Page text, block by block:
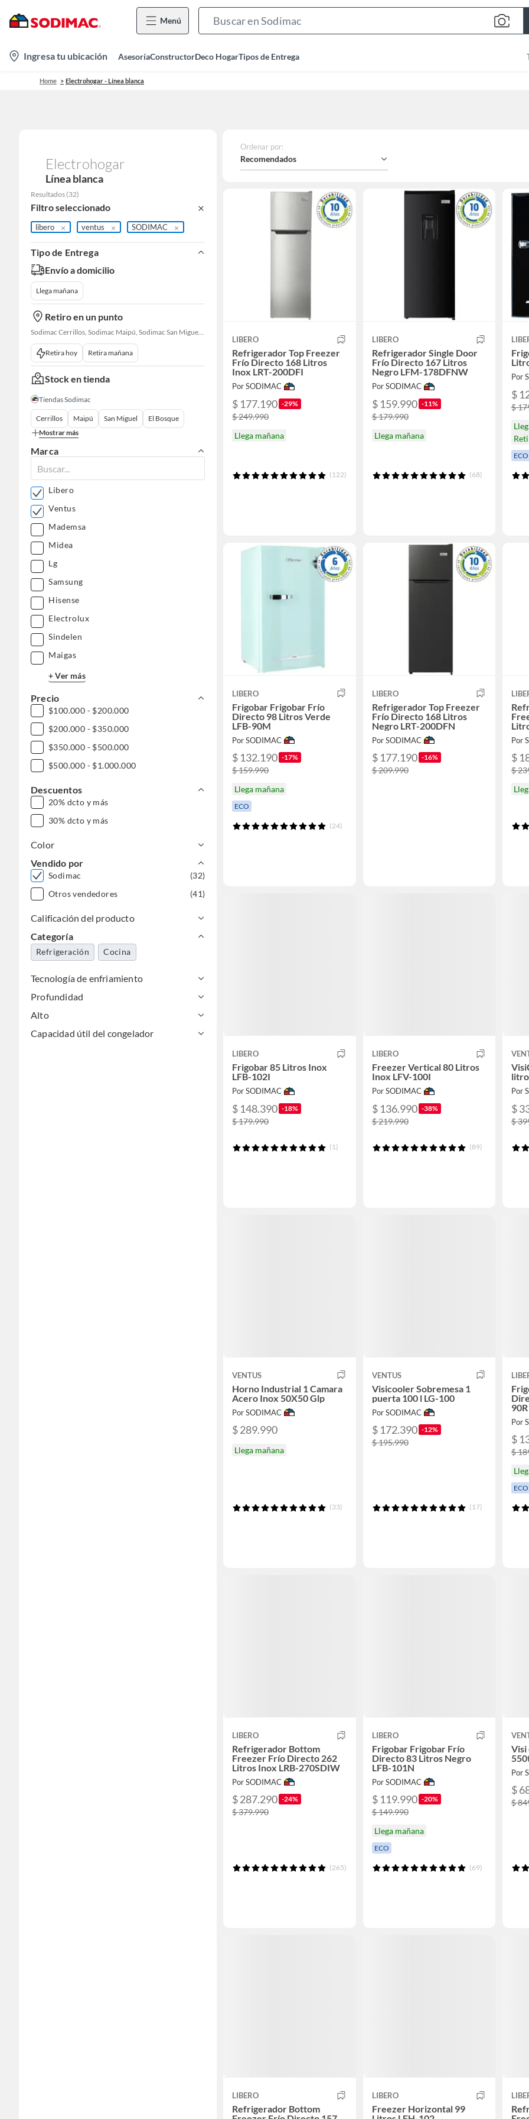
Menú
Bar
location-
icon
Ingresa tu ubicación AsesoríaConstructorDeco HogarTipos de Entrega
Home Electrohogar - Línea blanca
Electrohogar
Línea blanca
Resultados (32)
Filtro seleccionado
libero ventus SODIMAC
Tipo de Entrega
Envío a domicilio
Llega mañana
Retiro en un punto
Sodimac Cerrillos, Sodimac Maipú, Sodimac San Miguel, Sodimac El Bosque, Sodimac San Bernardo, Sodimac Talagante, Sodimac San Fernando
Retira hoy Retira mañana
Stock en tienda
Tiendas Sodimac
Cerrillos Maipú San Miguel
El Bosque
Mostrar más
Marca
Libero
Ventus
Mademsa
Midea
Lg
Samsung
Hisense
Electrolux
Sindelen
Maigas
+ Ver más
Precio
$100.000 - $200.000
$200.000 - $350.000
$350.000 - $500.000
$500.000 - $1.000.000
Descuentos
20% dcto y más
30% dcto y más
Color
Vendido por
Sodimac
(32)
Otros vendedores
(41)
Calificación del producto
Categoría
Refrigeración Cocina
Tecnología de enfriamiento
Profundidad
Alto
Capacidad útil del congelador
Ordenar por:
Recomendados
LIBERO
Refrigerador Top Freezer
Frío Directo 168 Litros
Inox LRT-200DFI
Por SODIMAC
$ 177.190 -29%
$ 249.990
Llega mañana
(122)
LIBERO
Refrigerador Single Door
Frío Directo 167 Litros
Negro LFM-178DFNW
Por SODIMAC
$ 159.990 -11%
$ 179.990
Llega mañana
(68)
Por
$
$
ECO
LIBERO
Frigobar Frigobar Frío
Directo 98 Litros Verde
LFB-90M
Por SODIMAC
$ 132.190 -17%
$ 159.990
Llega mañana
ECO
(24)
LIBERO
Refrigerador Top Freezer
Frío Directo 168 Litros
Negro LRT-200DFN
Por SODIMAC
$ 177.190 -16%
$ 209.990
Por
$
$
LIBERO
Frigobar 85 Litros Inox
LFB-102I
Por SODIMAC
$ 148.390 -18%
$ 179.990
(1)
LIBERO
Freezer Vertical 80 Litros
Inox LFV-100I
Por SODIMAC
$ 136.990 -38%
$ 219.990
(89)
Por
$
$
VENTUS
Horno Industrial 1 Camara
Acero Inox 50X50 Glp
Por SODIMAC
$ 289.990
Llega mañana
(33)
VENTUS
Visicooler Sobremesa 1
puerta 100 l LG-100
Por SODIMAC
$ 172.390 -12%
$ 195.990
(17)
90R
Por
$
$
ECO
LIBERO
Refrigerador Bottom
Freezer Frío Directo 262
Litros Inox LRB-270SDIW
Por SODIMAC
$ 287.290 -24%
$ 379.990
(265)
LIBERO
Frigobar Frigobar Frío
Directo 83 Litros Negro
LFB-101N
Por SODIMAC
$ 119.990 -20%
$ 149.990
Llega mañana
ECO
(69)
Visi
Por
$
$
LIBERO
Refrigerador Bottom
LIBERO
Freezer Horizontal 99